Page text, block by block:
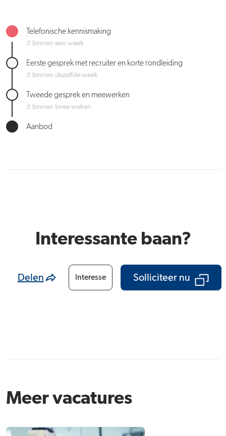
Telefonische kennismaking
± binnen een week
Eerste gesprek met recruiter en korte rondleiding
± binnen dezelfde week
Tweede gesprek en meewerken
± binnen twee weken
Aanbod
Interessante baan?
Delen Interesse Solliciteer nu
Meer vacatures